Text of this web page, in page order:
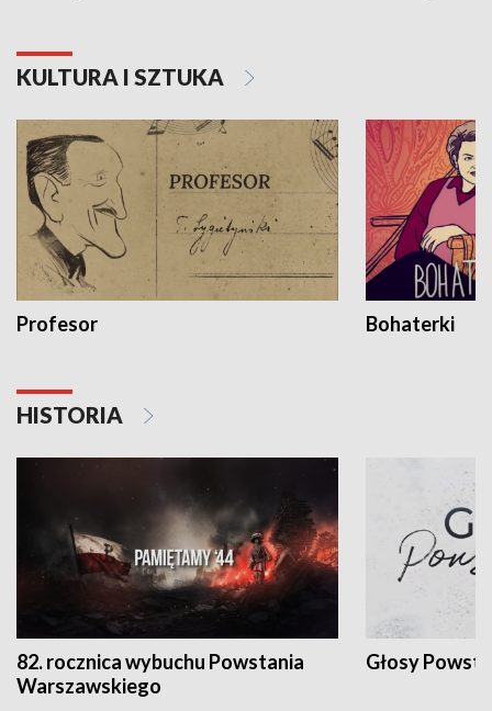
KULTURA I SZTUKA
Profesor Bohaterki
HISTORIA
82. rocznica wybuchu Powstania
Warszawskiego
Głosy